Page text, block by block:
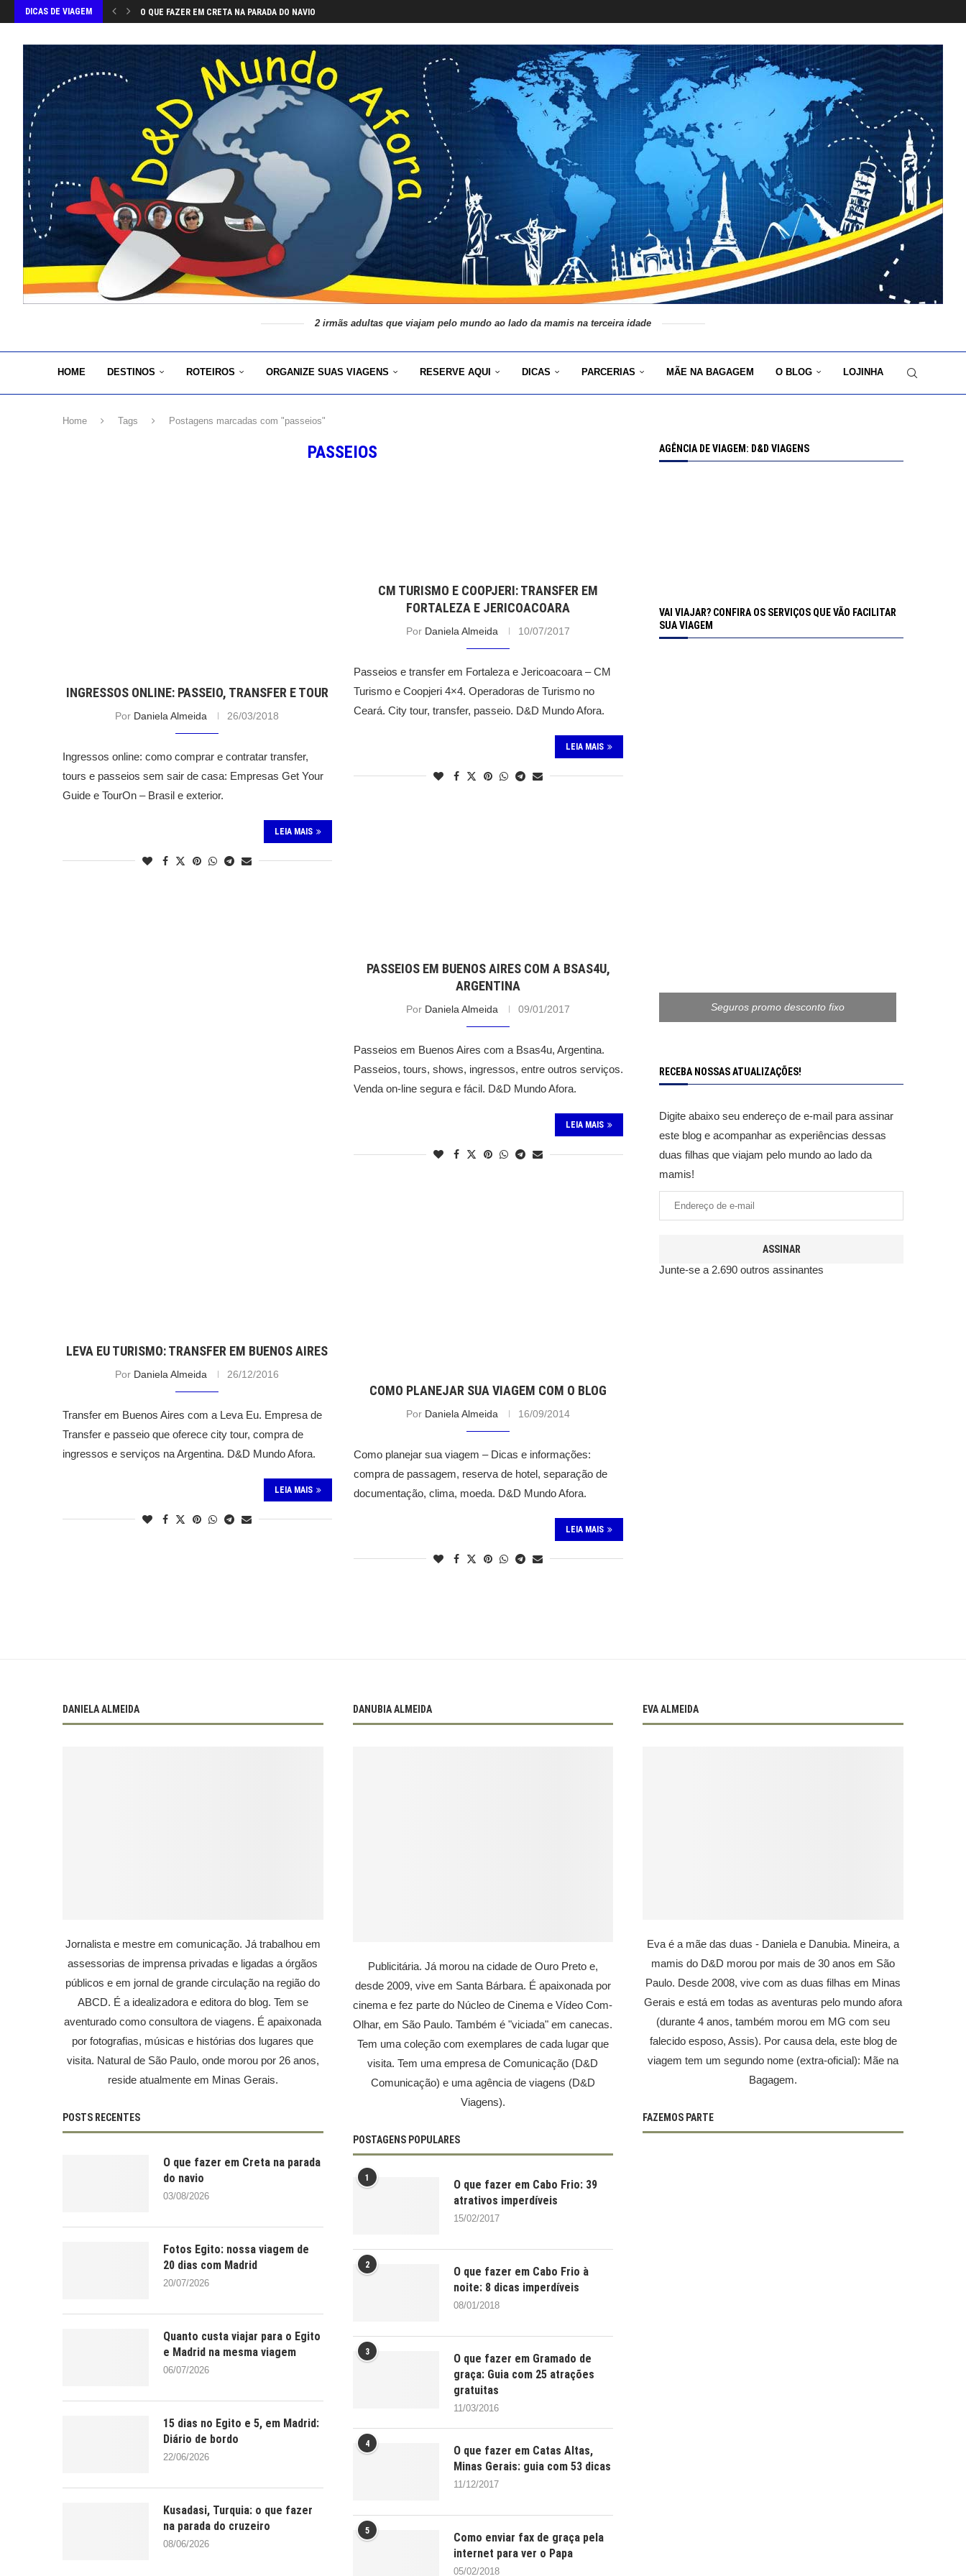
DICAS DE VIAGEM O QUE FAZER EM CRETA NA PARADA DO NAVIO
2 irmãs adultas que viajam pelo mundo ao lado da mamis na terceira idade
HOME DESTINOS ROTEIROS ORGANIZE SUAS VIAGENS RESERVE AQUI DICAS PARCERIAS MÃE NA BAGAGEM O BLOG LOJINHA
Home Tags Postagens marcadas com "passeios"
PASSEIOS
INGRESSOS ONLINE: PASSEIO, TRANSFER E TOUR
Por Daniela Almeida 26/03/2018
Ingressos online: como comprar e contratar transfer,
tours e passeios sem sair de casa: Empresas Get Your
Guide e TourOn – Brasil e exterior.
LEIA MAIS
CM TURISMO E COOPJERI: TRANSFER EM
FORTALEZA E JERICOACOARA
Por Daniela Almeida 10/07/2017
Passeios e transfer em Fortaleza e Jericoacoara – CM
Turismo e Coopjeri 4×4. Operadoras de Turismo no
Ceará. City tour, transfer, passeio. D&D Mundo Afora.
LEIA MAIS
PASSEIOS EM BUENOS AIRES COM A BSAS4U,
ARGENTINA
Por Daniela Almeida 09/01/2017
Passeios em Buenos Aires com a Bsas4u, Argentina.
Passeios, tours, shows, ingressos, entre outros serviços.
Venda on-line segura e fácil. D&D Mundo Afora.
LEIA MAIS
LEVA EU TURISMO: TRANSFER EM BUENOS AIRES
Por Daniela Almeida 26/12/2016
Transfer em Buenos Aires com a Leva Eu. Empresa de
Transfer e passeio que oferece city tour, compra de
ingressos e serviços na Argentina. D&D Mundo Afora.
LEIA MAIS
COMO PLANEJAR SUA VIAGEM COM O BLOG
Por Daniela Almeida 16/09/2014
Como planejar sua viagem – Dicas e informações:
compra de passagem, reserva de hotel, separação de
documentação, clima, moeda. D&D Mundo Afora.
LEIA MAIS
AGÊNCIA DE VIAGEM: D&D VIAGENS
VAI VIAJAR? CONFIRA OS SERVIÇOS QUE VÃO FACILITAR
SUA VIAGEM
Seguros promo desconto fixo
RECEBA NOSSAS ATUALIZAÇÕES!
Digite abaixo seu endereço de e-mail para assinar
este blog e acompanhar as experiências dessas
duas filhas que viajam pelo mundo ao lado da
mamis!
ASSINAR
Junte-se a 2.690 outros assinantes
DANIELA ALMEIDA
Jornalista e mestre em comunicação. Já trabalhou em
assessorias de imprensa privadas e ligadas a órgãos
públicos e em jornal de grande circulação na região do
ABCD. É a idealizadora e editora do blog. Tem se
aventurado como consultora de viagens. É apaixonada
por fotografias, músicas e histórias dos lugares que
visita. Natural de São Paulo, onde morou por 26 anos,
reside atualmente em Minas Gerais.
POSTS RECENTES
O que fazer em Creta na parada
do navio
03/08/2026
Fotos Egito: nossa viagem de
20 dias com Madrid
20/07/2026
Quanto custa viajar para o Egito
e Madrid na mesma viagem
06/07/2026
15 dias no Egito e 5, em Madrid:
Diário de bordo
22/06/2026
Kusadasi, Turquia: o que fazer
na parada do cruzeiro
08/06/2026
DANUBIA ALMEIDA
Publicitária. Já morou na cidade de Ouro Preto e,
desde 2009, vive em Santa Bárbara. É apaixonada por
cinema e fez parte do Núcleo de Cinema e Vídeo Com-
Olhar, em São Paulo. Também é "viciada" em canecas.
Tem uma coleção com exemplares de cada lugar que
visita. Tem uma empresa de Comunicação (D&D
Comunicação) e uma agência de viagens (D&D
Viagens).
POSTAGENS POPULARES
1
O que fazer em Cabo Frio: 39
atrativos imperdíveis
15/02/2017
2
O que fazer em Cabo Frio à
noite: 8 dicas imperdíveis
08/01/2018
3
O que fazer em Gramado de
graça: Guia com 25 atrações
gratuitas
11/03/2016
4
O que fazer em Catas Altas,
Minas Gerais: guia com 53 dicas
11/12/2017
5
Como enviar fax de graça pela
internet para ver o Papa
05/02/2018
EVA ALMEIDA
Eva é a mãe das duas - Daniela e Danubia. Mineira, a
mamis do D&D morou por mais de 30 anos em São
Paulo. Desde 2008, vive com as duas filhas em Minas
Gerais e está em todas as aventuras pelo mundo afora
(durante 4 anos, também morou em MG com seu
falecido esposo, Assis). Por causa dela, este blog de
viagem tem um segundo nome (extra-oficial): Mãe na
Bagagem.
FAZEMOS PARTE